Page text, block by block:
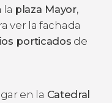
la plaza Mayor,
ver la fachada
porticados de
en la Catedral